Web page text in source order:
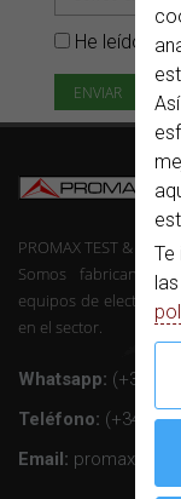
Te
He leído y
PROMAX TEST &
Somos fabricantes
equipos de
en el sector.
Whatsapp: (+34)
Teléfono: (+34)
Email: